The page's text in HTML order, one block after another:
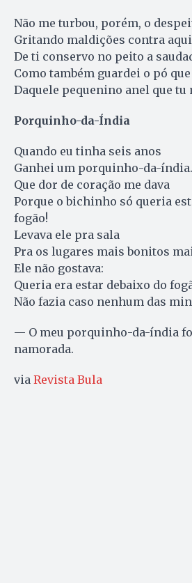
Não me turbou, porém, o
Gritando maldições contra
De ti conservo no peito a
Como também guardei o pó
Daquele pequenino anel que tu
Porquinho-da-Índia
Quando eu tinha seis anos
Ganhei um porquinho-da-índia.
Que dor de coração me dava
Porque o bichinho só queria
fogão!
Levava ele pra sala
Pra os lugares mais bonitos
Ele não gostava:
Queria era estar debaixo do
Não fazia caso nenhum das
— O meu porquinho-da-índia
namorada.
via Revista Bula